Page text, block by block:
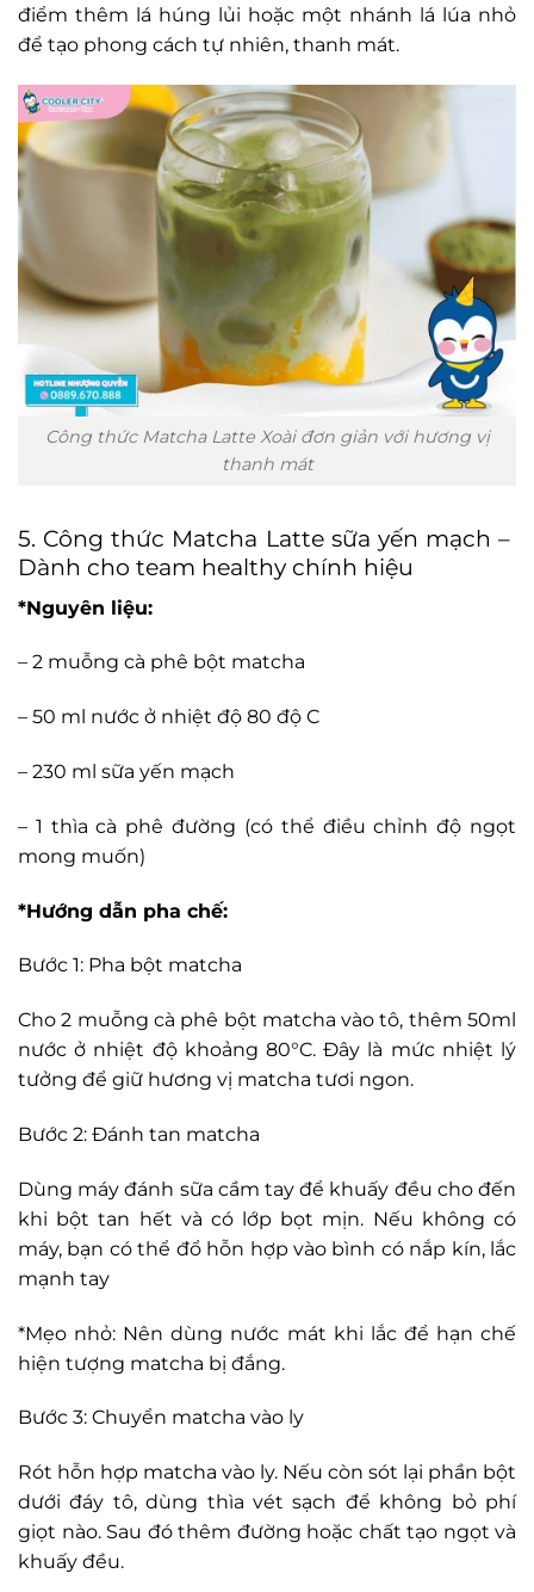
điểm thêm lá húng lủi hoặc một nhánh lá lúa nhỏ
để tạo phong cách tự nhiên, thanh mát.
Công thức Matcha Latte Xoài đơn giản với hương vị
thanh mát
5. Công thức Matcha Latte sữa yến mạch –
Dành cho team healthy chính hiệu
*Nguyên liệu:
– 2 muỗng cà phê bột matcha
– 50 ml nước ở nhiệt độ 80 độ C
– 230 ml sữa yến mạch
– 1 thìa cà phê đường (có thể điều chỉnh độ ngọt
mong muốn)
*Hướng dẫn pha chế:
Bước 1: Pha bột matcha
Cho 2 muỗng cà phê bột matcha vào tô, thêm 50ml
nước ở nhiệt độ khoảng 80°C. Đây là mức nhiệt lý
tưởng để giữ hương vị matcha tươi ngon.
Bước 2: Đánh tan matcha
Dùng máy đánh sữa cầm tay để khuấy đều cho đến
khi bột tan hết và có lớp bọt mịn. Nếu không có
máy, bạn có thể đổ hỗn hợp vào bình có nắp kín, lắc
mạnh tay
*Mẹo nhỏ: Nên dùng nước mát khi lắc để hạn chế
hiện tượng matcha bị đắng.
Bước 3: Chuyển matcha vào ly
Rót hỗn hợp matcha vào ly. Nếu còn sót lại phần bột
dưới đáy tô, dùng thìa vét sạch để không bỏ phí
giọt nào. Sau đó thêm đường hoặc chất tạo ngọt và
khuấy đều.